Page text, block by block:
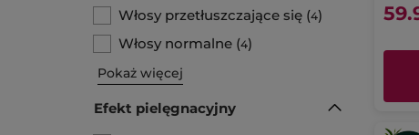
Włosy przetłuszczające się (4)
Włosy normalne (4)
Pokaż więcej
Efekt pielęgnacyjny